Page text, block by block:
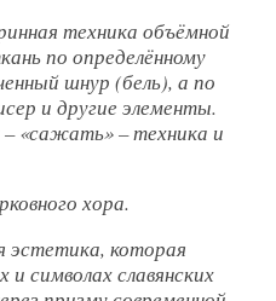
техника объёмной
по определённому
шнур (бель), а по
и другие элементы.
«сажать» – техника и
хора.
эстетика, которая
символах славянских